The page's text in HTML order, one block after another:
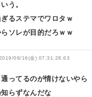
う。
るステマでワロタｗ
ソレが目的だろｗｗ
08/16(金) 07:31:28.63
ってるのが情けないやら
らずなんだな